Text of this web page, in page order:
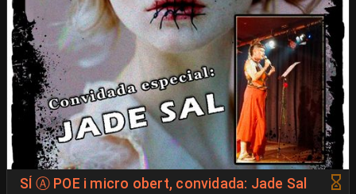
SÍ Ⓐ POE i micro obert, convidada: Jade Sal